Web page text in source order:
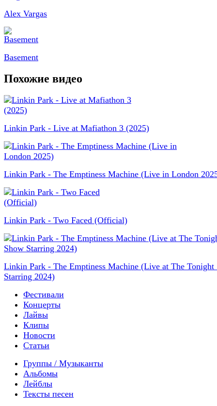
Alex Vargas
Basement
Похожие видео
Linkin Park - Live at Mafiathon 3 (2025)
Linkin Park - The Emptiness Machine (Live in London
Linkin Park - Two Faced (Official)
Linkin Park - The Emptiness Machine (Live at The Tonight
Starring 2024)
Фестивали
Концерты
Лайвы
Клипы
Новости
Статьи
Группы / Музыканты
Альбомы
Лейблы
Тексты песен